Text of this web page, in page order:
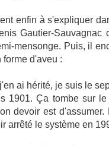
enfin à s'expliquer
Gautier-Sauvagnac
mensonge. Puis, il
forme d'aveu :
ai hérité, je suis le
1901. Ça tombe sur le
devoir est d'assumer.
arrêté le système en